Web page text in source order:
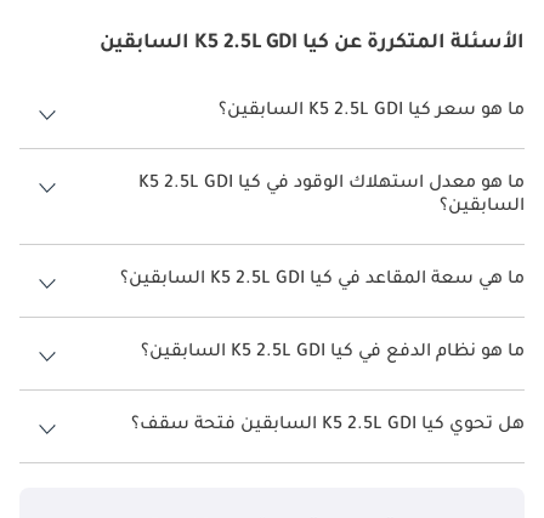
الأسئلة المتكررة عن كيا K5 2.5L GDI السابقين
ما هو سعر كيا K5 2.5L GDI السابقين؟
سعر كيا K5 2.5L GDI السابقين هو درهم 115,000.
ما هو معدل استهلاك الوقود في كيا K5 2.5L GDI
السابقين؟
يبلغ معدل استهلاك الوقود المقترح من الشركة المصنعة لسيارة كيا K5
2026 من 13 كم/ليتر.
ما هي سعة المقاعد في كيا K5 2.5L GDI السابقين؟
تتسع كيا K5 2.5L GDI السابقين لأ 5 أشخاص.
ما هو نظام الدفع في كيا K5 2.5L GDI السابقين؟
نظام الدفع في كيا K5 Front Wheel Drive 2.5L GDI السابقين.
هل تحوي كيا K5 2.5L GDI السابقين فتحة سقف؟
نعم توفر كيا K5 2.5L GDI السابقين فتحة السقف كخيار.